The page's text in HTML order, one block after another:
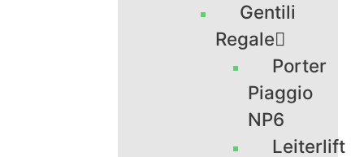
Gentili
Regale
Porter
Piaggio
NP6
Leiterlift